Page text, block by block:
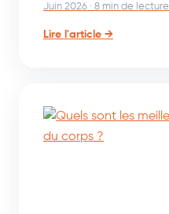
Juin 2026 · 8 min de lecture
Lire l'article →